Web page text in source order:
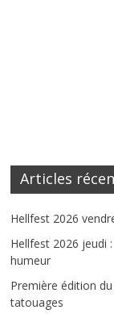
Articles
Hellfest 2026
Hellfest 2026 jeudi
humeur
Première édition
tatouages